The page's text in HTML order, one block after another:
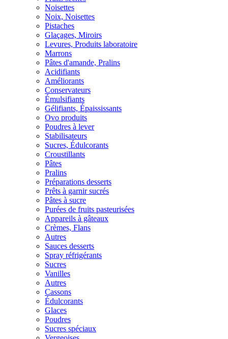
Noisettes
Noix, Noisettes
Pistaches
Glaçages, Miroirs
Levures, Produits laboratoire
Marrons
Pâtes d'amande, Pralins
Acidifiants
Améliorants
Conservateurs
Émulsifiants
Gélifiants, Épaississants
Ovo produits
Poudres à lever
Stabilisateurs
Sucres, Édulcorants
Croustillants
Pâtes
Pralins
Préparations desserts
Prêts à garnir sucrés
Pâtes à sucre
Purées de fruits pasteurisées
Appareils à gâteaux
Crèmes, Flans
Autres
Sauces desserts
Spray réfrigérants
Sucres
Vanilles
Autres
Cassons
Édulcorants
Glaces
Poudres
Sucres spéciaux